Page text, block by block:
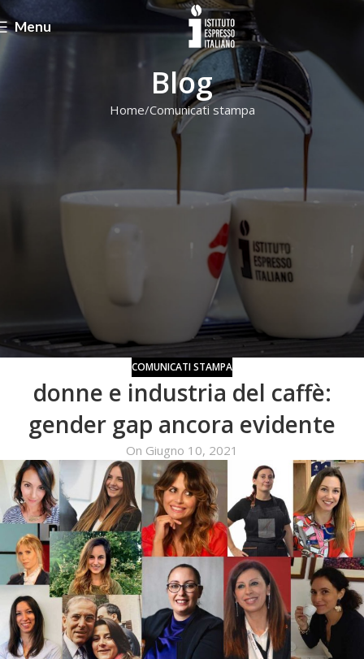
Menu
Blog
Home Comunicati stampa
COMUNICATI STAMPA
donne e industria del caffè:
gender gap ancora evidente
On Giugno 10, 2021